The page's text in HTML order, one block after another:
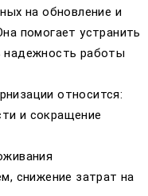
на обновление и
помогает устранить
надежность работы
относится:
и сокращение
снижение затрат на